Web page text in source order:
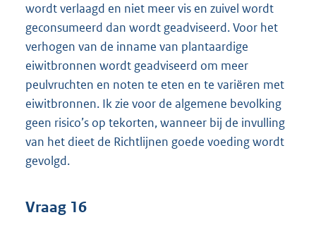
wordt verlaagd en niet meer vis en zuivel wordt
geconsumeerd dan wordt geadviseerd. Voor het
verhogen van de inname van plantaardige
eiwitbronnen wordt geadviseerd om meer
peulvruchten en noten te eten en te variëren met
eiwitbronnen. Ik zie voor de algemene bevolking
geen risico’s op tekorten, wanneer bij de invulling
van het dieet de Richtlijnen goede voeding wordt
gevolgd.
Vraag 16